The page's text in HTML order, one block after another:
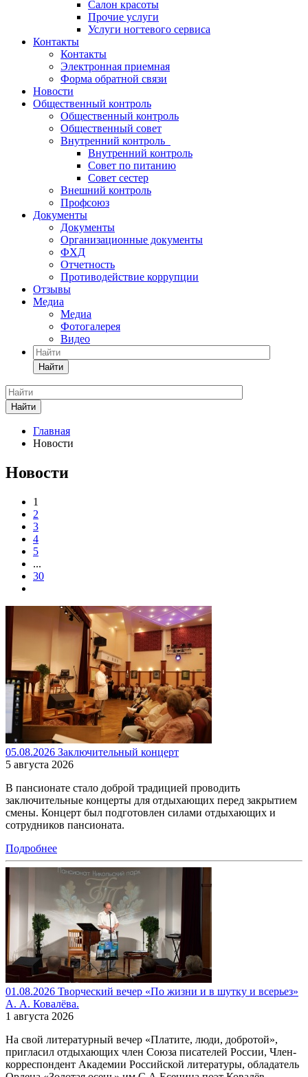
Салон красоты
Прочие услуги
Услуги ногтевого сервиса
Контакты
Контакты
Электронная приемная
Форма обратной связи
Новости
Общественный контроль
Общественный контроль
Общественный совет
Внутренний контроль
Внутренний контроль
Совет по питанию
Совет сестер
Внешний контроль
Профсоюз
Документы
Документы
Организационные документы
ФХД
Отчетность
Противодействие коррупции
Отзывы
Медиа
Медиа
Фотогалерея
Видео
Найти
Найти
Главная
Новости
Новости
1
2
3
4
5
...
30
05.08.2026 Заключительный концерт
5 августа 2026
В пансионате стало доброй традицией проводить
заключительные концерты для отдыхающих перед закрытием
смены. Концерт был подготовлен силами отдыхающих и
сотрудников пансионата.
Подробнее
01.08.2026 Творческий вечер «По жизни и в шутку и всерьез»
А. А. Ковалёва.
1 августа 2026
На свой литературный вечер «Платите, люди, добротой»,
пригласил отдыхающих член Союза писателей России, Член-
корреспондент Академии Российской литературы, обладатель